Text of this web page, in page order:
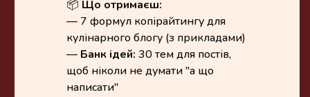
📦 Що отримаєш:
— 7 формул копірайтингу для
кулінарного блогу (з прикладами)
— Банк ідей: 30 тем для постів,
щоб ніколи не думати "а що
написати"